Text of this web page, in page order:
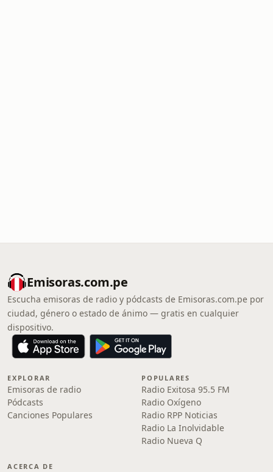
Emisoras.com.pe
Escucha emisoras de radio y pódcasts de Emisoras.com.pe por
ciudad, género o estado de ánimo — gratis en cualquier
dispositivo.
EXPLORAR
Emisoras de radio
Pódcasts
Canciones Populares
POPULARES
Radio Exitosa 95.5 FM
Radio Oxígeno
Radio RPP Noticias
Radio La Inolvidable
Radio Nueva Q
ACERCA DE